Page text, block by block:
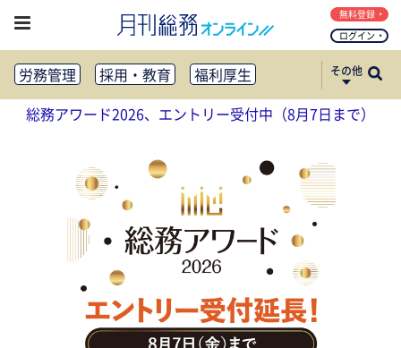
ログイン
無料登録
労務管理 採用・教育
福利厚生
健康経営
働き方改革
法務・コンプライアンス
リスクマネジメント・BCP
社外・社内広報
社外・社内コミュニケーション活性化
FM・オフィス移転
CSR・SDGs
テクノロジー活用・DX
助成金・補助金・コスト削減
アウトソーシング・BPO
調査・レポート
その他
総務アワード2026、エントリー受付中（8月7日まで）